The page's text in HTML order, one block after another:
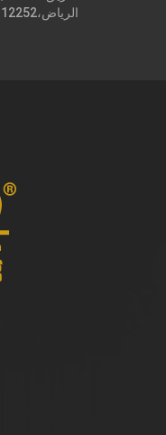
الرياض،12252، المملكة العربية السعودية